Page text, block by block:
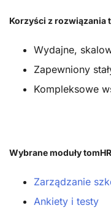
Korzyści z rozwiązania
Wydajne,
Zapewniony
Kompleksowe
Wybrane moduły
Zarządzanie
Ankiety i testy